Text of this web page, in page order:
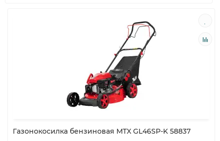
Газонокосилка бензиновая MTX GL46SP-K 58837